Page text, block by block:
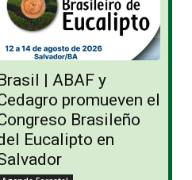
| ABAF y
promueven el
Brasileño
Eucalipto en